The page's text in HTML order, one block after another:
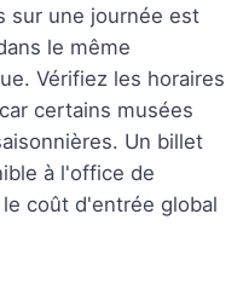
sur une journée est
le même
Vérifiez les horaires
certains musées
Un billet
à l'office de
coût d'entrée global